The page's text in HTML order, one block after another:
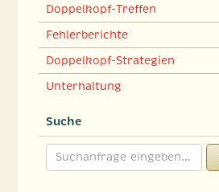
Doppelkopf-Treffen
Fehlerberichte
Doppelkopf-Strategien
Unterhaltung
Suche